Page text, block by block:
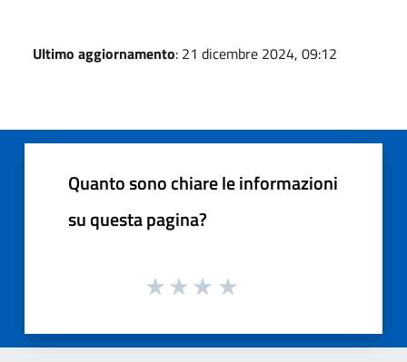
Ultimo aggiornamento: 21 dicembre 2024, 09:12
Quanto sono chiare le informazioni
su questa pagina?